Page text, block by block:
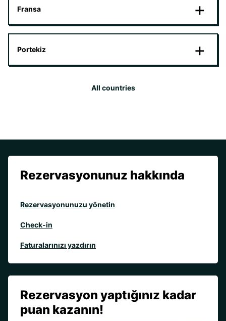
Fransa
Portekiz
All countries
Rezervasyonunuz hakkında
Rezervasyonunuzu yönetin
Check-in
Faturalarınızı yazdırın
Rezervasyon yaptığınız kadar
puan kazanın!